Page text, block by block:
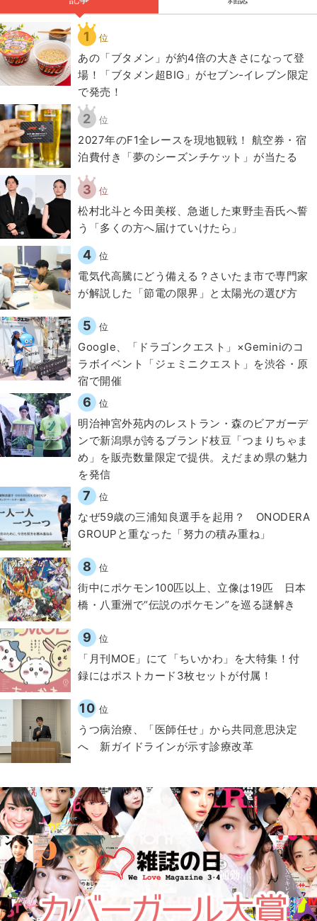
1 位
あの「ブタメン」が約4倍の大きさになって登
場！「ブタメン超BIG」がセブン‐イレブン限定
で発売！
2 位
2027年のF1全レースを現地観戦！ 航空券・宿
泊費付き「夢のシーズンチケット」が当たる
3 位
松村北斗と今田美桜、急逝した東野圭吾氏へ誓
う「多くの方へ届けていけたら」
4 位
電気代高騰にどう備える？さいたま市で専門家
が解説した「節電の限界」と太陽光の選び方
5 位
Google、「ドラゴンクエスト」×Geminiのコ
ラボイベント「ジェミニクエスト」を渋谷・原
宿で開催
6 位
明治神宮外苑内のレストラン・森のビアガーデ
ンで新潟県が誇るブランド枝豆「つまりちゃま
め」を販売数量限定で提供。えだまめ県の魅力
を発信
7 位
なぜ59歳の三浦知良選手を起用？ ONODERA
GROUPと重なった「努力の積み重ね」
8 位
街中にポケモン100匹以上、立像は19匹 日本
橋・八重洲で“伝説のポケモン”を巡る謎解き
9 位
「月刊MOE」にて「ちいかわ」を大特集！付
録にはポストカード3枚セットが付属！
10 位
うつ病治療、「医師任せ」から共同意思決定
へ 新ガイドラインが示す診療改革